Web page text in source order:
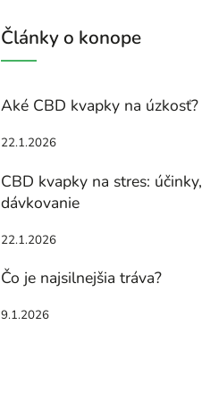
Články o konope
Aké CBD kvapky na úzkosť?
22.1.2026
CBD kvapky na stres: účinky,
dávkovanie
22.1.2026
Čo je najsilnejšia tráva?
9.1.2026